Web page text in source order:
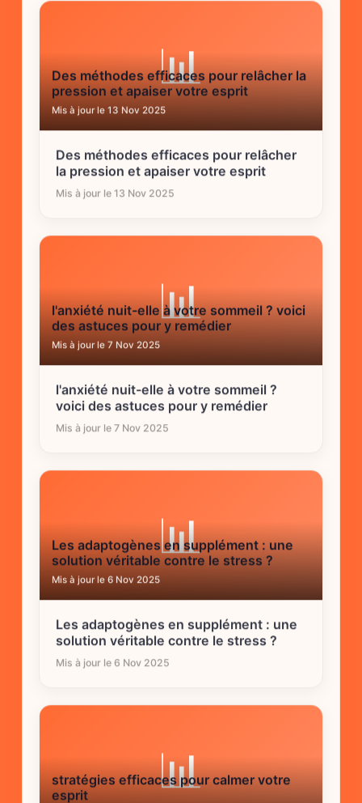
📊
Des méthodes efficaces pour relâcher la
pression et apaiser votre esprit
Mis à jour le 13 Nov 2025
Des méthodes efficaces pour relâcher
la pression et apaiser votre esprit
Mis à jour le 13 Nov 2025
📊
l'anxiété nuit-elle à votre sommeil ? voici
des astuces pour y remédier
Mis à jour le 7 Nov 2025
l'anxiété nuit-elle à votre sommeil ?
voici des astuces pour y remédier
Mis à jour le 7 Nov 2025
📊
Les adaptogènes en supplément : une
solution véritable contre le stress ?
Mis à jour le 6 Nov 2025
Les adaptogènes en supplément : une
solution véritable contre le stress ?
Mis à jour le 6 Nov 2025
📊
stratégies efficaces pour calmer votre
esprit